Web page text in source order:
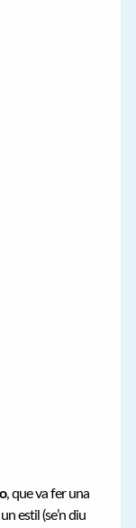
, que va fer una
estil (se’n diu